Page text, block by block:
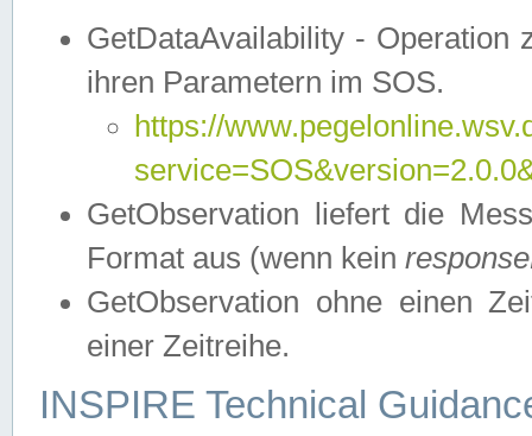
GetDataAvailability - Operation
ihren Parametern im SOS.
https://
GetObservation liefert die
Format aus (wenn kein
GetObservation ohne einen
einer Zeitreihe.
INSPIRE Technical